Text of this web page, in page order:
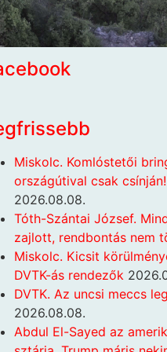
Miskolc. Komlóstetői
országútival csak
2026.08.08.
Tóth-Szántai József.
zajlott, rendbontás nem
Miskolc. Kicsit
DVTK-ás rendezők
DVTK. Az uncsi meccs
2026.08.08.
Abdul El-Sayed az